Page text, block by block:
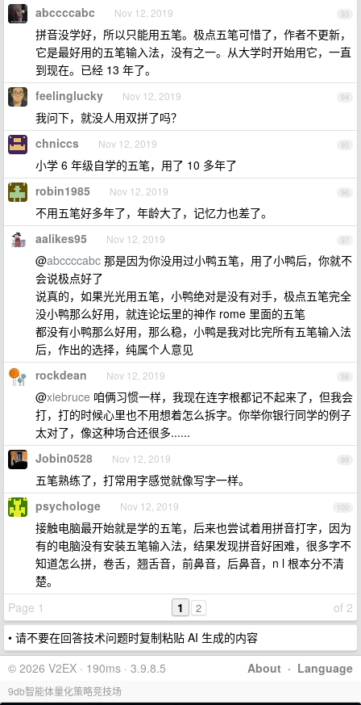
93
abccccabc Nov 12, 2019
拼音没学好，所以只能用五笔。极点五笔可惜了，作者不更新，
它是最好用的五笔输入法，没有之一。从大学时开始用它，一直
到现在。已经 13 年了。
94
feelinglucky Nov 12, 2019
我问下，就没人用双拼了吗？
95
chniccs Nov 12, 2019
小学 6 年级自学的五笔，用了 10 多年了
96
robin1985 Nov 12, 2019
不用五笔好多年了，年龄大了，记忆力也差了。
97
aalikes95 Nov 12, 2019
@abccccabc 那是因为你没用过小鸭五笔，用了小鸭后，你就不
会说极点好了
说真的，如果光光用五笔，小鸭绝对是没有对手，极点五笔完全
没小鸭那么好用，就连论坛里的神作 rome 里面的五笔
都没有小鸭那么好用，那么稳，小鸭是我对比完所有五笔输入法
后，作出的选择，纯属个人意见
98
rockdean Nov 12, 2019
@xiebruce 咱俩习惯一样，我现在连字根都记不起来了，但我会
打，打的时候心里也不用想着怎么拆字。你举你银行同学的例子
太对了，像这种场合还很多......
99
Jobin0528 Nov 12, 2019
五笔熟练了，打常用字感觉就像写字一样。
100
psychologe Nov 12, 2019
接触电脑最开始就是学的五笔，后来也尝试着用拼音打字，因为
有的电脑没有安装五笔输入法，结果发现拼音好困难，很多字不
知道怎么拼，卷舌，翘舌音，前鼻音，后鼻音，n l 根本分不清
楚。
Page 1
of 2
1 2
• 请不要在回答技术问题时复制粘贴 AI 生成的内容
About · Language
© 2026 V2EX · 190ms · 3.9.8.5
9db智能体量化策略竞技场